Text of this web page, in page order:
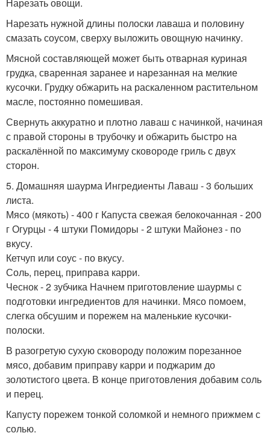
Нарезать нужной длины полоски лаваша и половину
смазать соусом, сверху выложить овощную начинку.
Мясной составляющей может быть отварная куриная
грудка, сваренная заранее и нарезанная на мелкие
кусочки. Грудку обжарить на раскаленном растительном
масле, постоянно помешивая.
Свернуть аккуратно и плотно лаваш с начинкой, начиная
с правой стороны в трубочку и обжарить быстро на
раскалённой по максимуму сковороде гриль с двух
сторон.
5. Домашняя шаурма Ингредиенты Лаваш - 3 больших
листа.
Мясо (мякоть) - 400 г Капуста свежая белокочанная - 200
г Огурцы - 4 штуки Помидоры - 2 штуки Майонез - по
вкусу.
Кетчуп или соус - по вкусу.
Соль, перец, приправа карри.
Чеснок - 2 зубчика Начнем приготовление шаурмы с
подготовки ингредиентов для начинки. Мясо помоем,
слегка обсушим и порежем на маленькие кусочки-
полоски.
В разогретую сухую сковороду положим порезанное
мясо, добавим приправу карри и поджарим до
золотистого цвета. В конце приготовления добавим соль
и перец.
Капусту порежем тонкой соломкой и немного прижмем с
солью.